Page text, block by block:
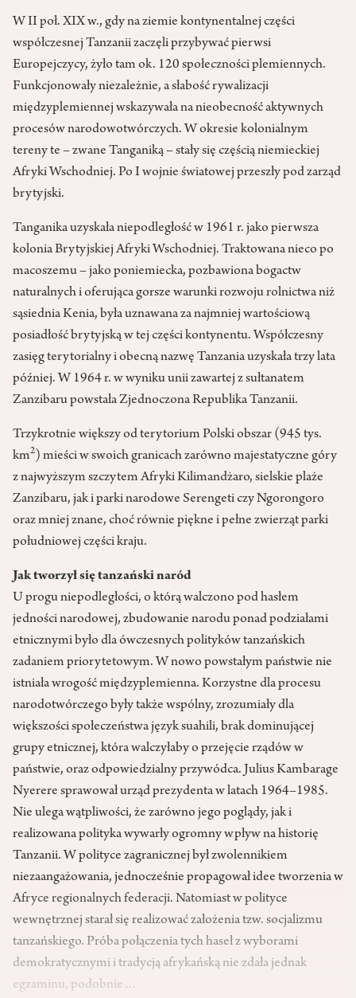
W II poł. XIX w., gdy na ziemie kontynentalnej części
współczesnej Tanzanii zaczęli przybywać pierwsi
Europejczycy, żyło tam ok. 120 społeczności plemiennych.
Funkcjonowały niezależnie, a słabość rywalizacji
międzyplemiennej wskazywała na nieobecność aktywnych
procesów narodowotwórczych. W okresie kolonialnym
tereny te – zwane Tanganiką – stały się częścią niemieckiej
Afryki Wschodniej. Po I wojnie światowej przeszły pod zarząd
brytyjski.
Tanganika uzyskała niepodległość w 1961 r. jako pierwsza
kolonia Brytyjskiej Afryki Wschodniej. Traktowana nieco po
macoszemu – jako poniemiecka, pozbawiona bogactw
naturalnych i oferująca gorsze warunki rozwoju rolnictwa niż
sąsiednia Kenia, była uznawana za najmniej wartościową
posiadłość brytyjską w tej części kontynentu. Współczesny
zasięg terytorialny i obecną nazwę Tanzania uzyskała trzy lata
później. W 1964 r. w wyniku unii zawartej z sułtanatem
Zanzibaru powstała Zjednoczona Republika Tanzanii.
Trzykrotnie większy od terytorium Polski obszar (945 tys.
km2) mieści w swoich granicach zarówno majestatyczne góry
z najwyższym szczytem Afryki Kilimandżaro, sielskie plaże
Zanzibaru, jak i parki narodowe Serengeti czy Ngorongoro
oraz mniej znane, choć równie piękne i pełne zwierząt parki
południowej części kraju.
Jak tworzył się tanzański naród
U progu niepodległości, o którą walczono pod hasłem
jedności narodowej, zbudowanie narodu ponad podziałami
etnicznymi było dla ówczesnych polityków tanzańskich
zadaniem priorytetowym. W nowo powstałym państwie nie
istniała wrogość międzyplemienna. Korzystne dla procesu
narodotwórczego były także wspólny, zrozumiały dla
większości społeczeństwa język suahili, brak dominującej
grupy etnicznej, która walczyłaby o przejęcie rządów w
państwie, oraz odpowiedzialny przywódca. Julius Kambarage
Nyerere sprawował urząd prezydenta w latach 1964–1985.
Nie ulega wątpliwości, że zarówno jego poglądy, jak i
realizowana polityka wywarły ogromny wpływ na historię
Tanzanii. W polityce zagranicznej był zwolennikiem
niezaangażowania, jednocześnie propagował idee tworzenia w
Afryce regionalnych federacji. Natomiast w polityce
wewnętrznej starał się realizować założenia tzw. socjalizmu
tanzańskiego. Próba połączenia tych haseł z wyborami
demokratycznymi i tradycją afrykańską nie zdała jednak
egzaminu, podobnie…